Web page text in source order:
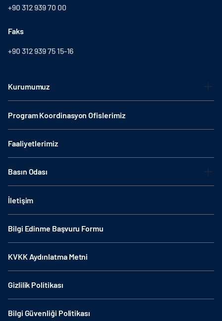
+90 312 939 70 00
Faks
+90 312 939 75 15-16
Kurumumuz
Program Koordinasyon Ofislerimiz
Faaliyetlerimiz
Basın Odası
İletişim
Bilgi Edinme Başvuru Formu
KVKK Aydınlatma Metni
Gizlilik Politikası
Bilgi Güvenliği Politikası